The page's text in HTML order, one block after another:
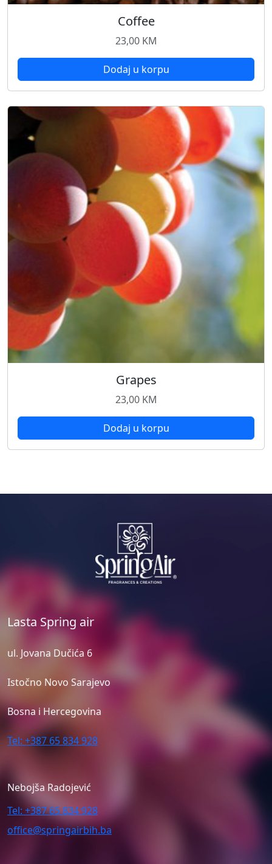
Coffee
23,00 KM
Dodaj u korpu
Grapes
23,00 KM
Dodaj u korpu
Lasta Spring air
ul. Jovana Dučića 6
Istočno Novo Sarajevo
Bosna i Hercegovina
Tel: +387 65 834 928
Nebojša Radojević
Tel: +387 65 834 928
office@springairbih.ba